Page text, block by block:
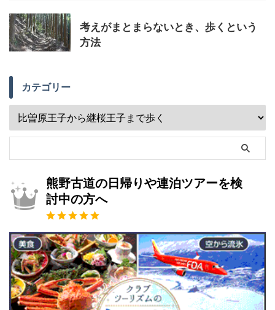
考えがまとまらないとき、歩くという
方法
カテゴリー
熊野古道の日帰りや連泊ツアーを検
討中の方へ